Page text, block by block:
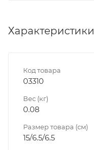
Характеристики
Код товара
03310
Вес (кг)
0.08
Размер товара (см)
15/6.5/6.5